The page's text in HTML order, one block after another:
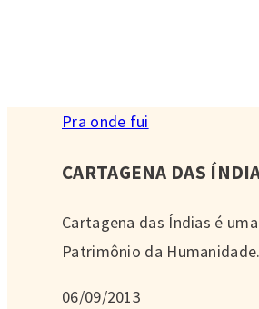
Pra onde fui
CARTAGENA DAS
Cartagena das Índias é
Patrimônio da
06/09/2013